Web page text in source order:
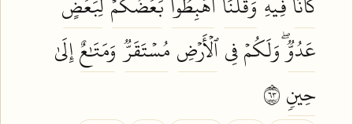
عَدُوّٞۖوَلَكُمۡ فِيٱلۡأَرۡضِ مُسۡتَقَرّٞ وَمَتَٰعٌإِلَىٰ
حِينٖ